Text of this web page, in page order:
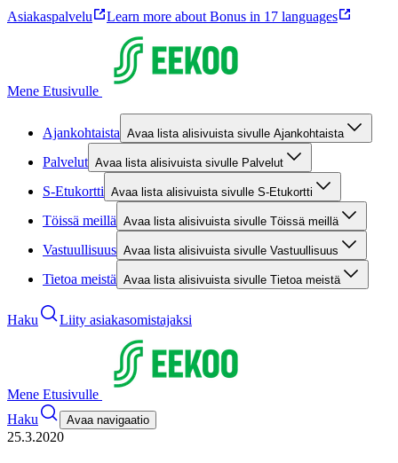
Asiakaspalvelu Learn more about Bonus in 17 languages
Mene Etusivulle
Ajankohtaista Avaa lista alisivuista sivulle Ajankohtaista
Palvelut Avaa lista alisivuista sivulle Palvelut
S-Etukortti Avaa lista alisivuista sivulle S-Etukortti
Töissä meillä Avaa lista alisivuista sivulle Töissä meillä
Vastuullisuus Avaa lista alisivuista sivulle Vastuullisuus
Tietoa meistä Avaa lista alisivuista sivulle Tietoa meistä
Haku Liity asiakasomistajaksi
Mene Etusivulle
Haku
Avaa navigaatio
25.3.2020